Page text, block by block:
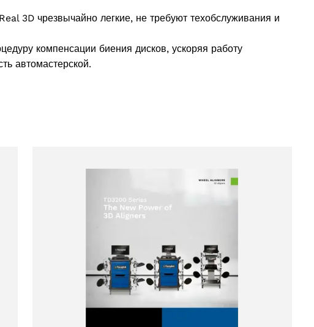
3D чрезвычайно легкие, не требуют техобслуживания и
компенсации биения дисков, ускоряя работу
автомастерской.